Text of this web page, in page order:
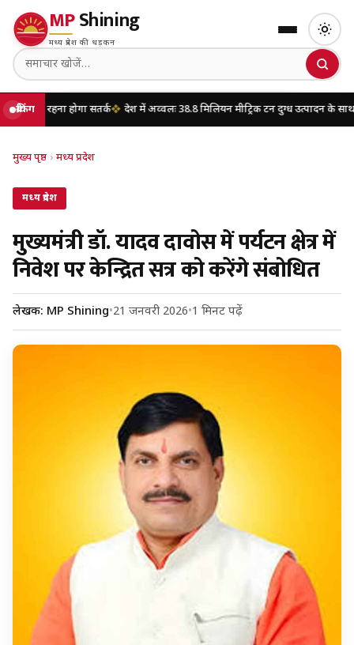
MPShining
मध्य प्रदेश की धड़कन
ब्रेकिंग
होगा सतर्क देश में अव्वलः 38.8 मिलियन मीट्रिक टन दुग्ध उत्पादन के साथ उत्तर प्रदेश
मुख्य पृष्ठ › मध्य प्रदेश
मध्य प्रदेश
मुख्यमंत्री डॉ. यादव दावोस में पर्यटन क्षेत्र में
निवेश पर केन्द्रित सत्र को करेंगे संबोधित
लेखक: MP Shining•21 जनवरी 2026•1 मिनट पढ़ें